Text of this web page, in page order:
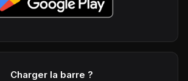
Charger la barre ?